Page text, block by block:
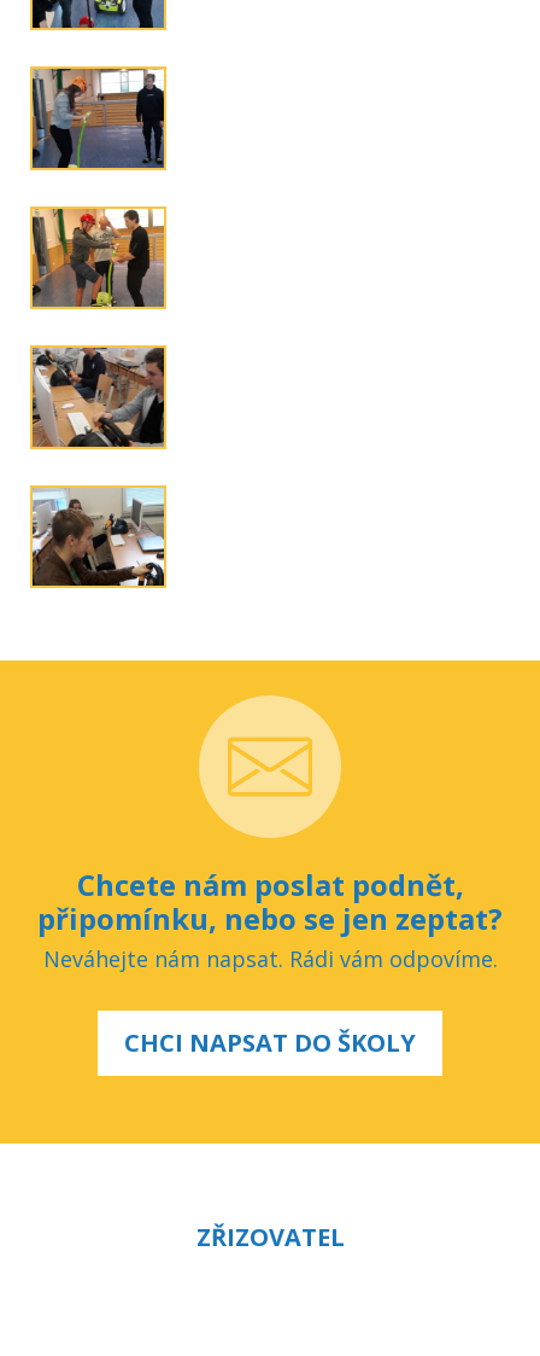
Chcete nám poslat podnět,
připomínku, nebo se jen zeptat?
Neváhejte nám napsat. Rádi vám odpovíme.
CHCI NAPSAT DO ŠKOLY
ZŘIZOVATEL